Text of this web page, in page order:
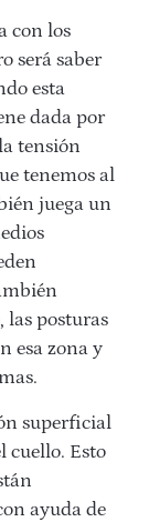
con los
será saber
esta
dada por
tensión
tenemos al
juega un
las posturas
esa zona y
superficial
cuello. Esto
ayuda de